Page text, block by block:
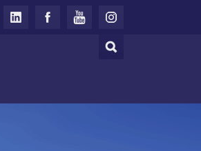
Rechercher